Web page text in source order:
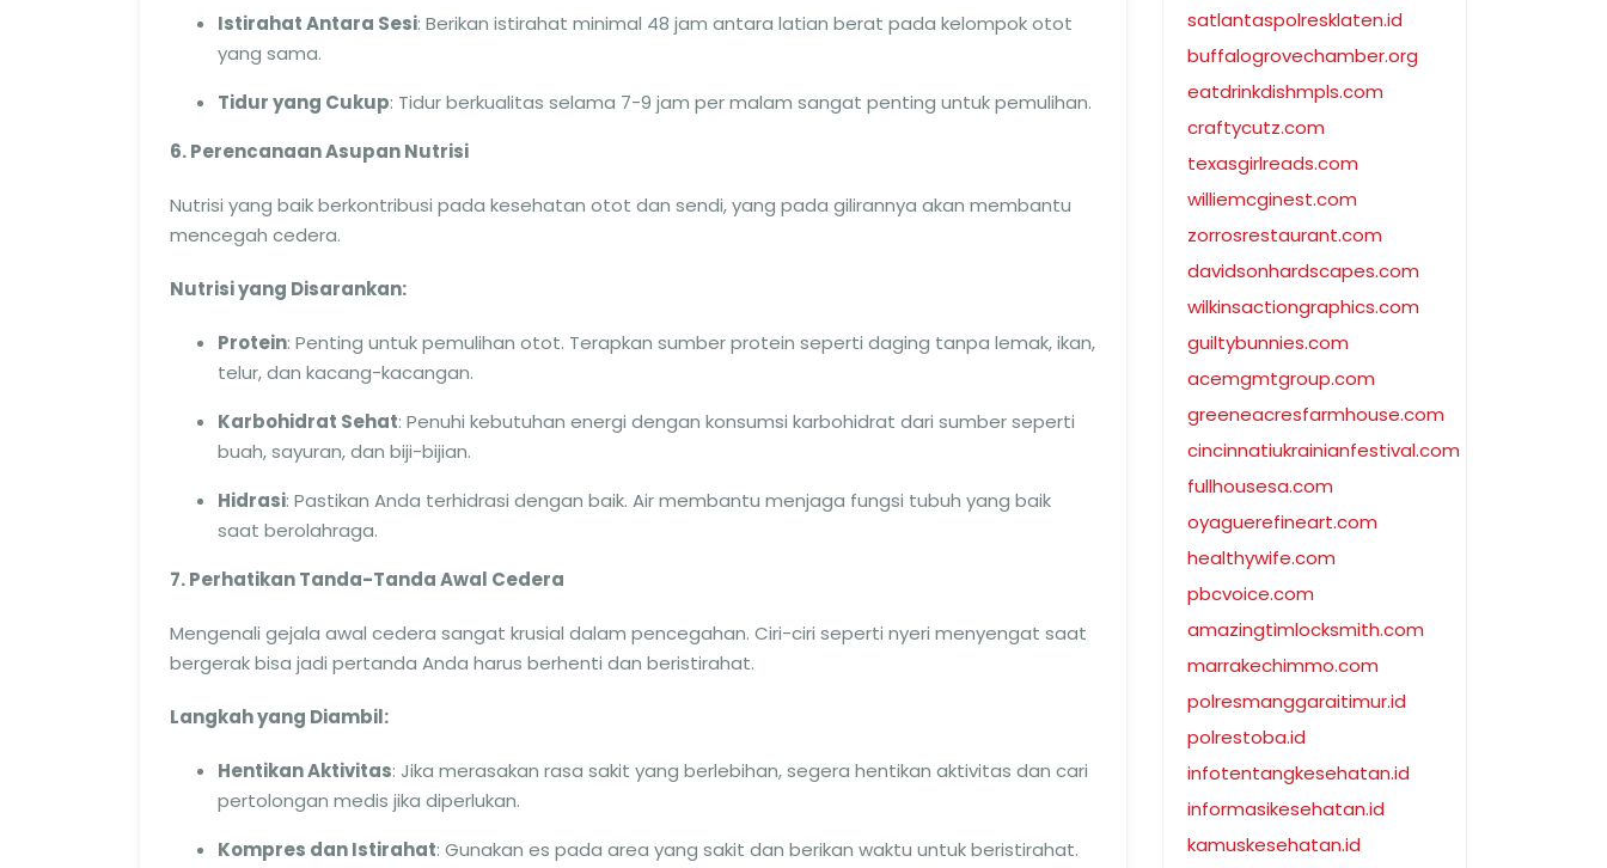
Istirahat Antara Sesi: Berikan istirahat minimal 48 jam antara latian berat pada kelompok otot
yang sama.
Tidur yang Cukup: Tidur berkualitas selama 7-9 jam per malam sangat penting untuk pemulihan.
6. Perencanaan Asupan Nutrisi
Nutrisi yang baik berkontribusi pada kesehatan otot dan sendi, yang pada gilirannya akan membantu
mencegah cedera.
Nutrisi yang Disarankan:
Protein: Penting untuk pemulihan otot. Terapkan sumber protein seperti daging tanpa lemak, ikan,
telur, dan kacang-kacangan.
Karbohidrat Sehat: Penuhi kebutuhan energi dengan konsumsi karbohidrat dari sumber seperti
buah, sayuran, dan biji-bijian.
Hidrasi: Pastikan Anda terhidrasi dengan baik. Air membantu menjaga fungsi tubuh yang baik
saat berolahraga.
7. Perhatikan Tanda-Tanda Awal Cedera
Mengenali gejala awal cedera sangat krusial dalam pencegahan. Ciri-ciri seperti nyeri menyengat saat
bergerak bisa jadi pertanda Anda harus berhenti dan beristirahat.
Langkah yang Diambil:
Hentikan Aktivitas: Jika merasakan rasa sakit yang berlebihan, segera hentikan aktivitas dan cari
pertolongan medis jika diperlukan.
Kompres dan Istirahat: Gunakan es pada area yang sakit dan berikan waktu untuk beristirahat.
satlantaspolresklaten.id
buffalogrovechamber.org
eatdrinkdishmpls.com
craftycutz.com
texasgirlreads.com
williemcginest.com
zorrosrestaurant.com
davidsonhardscapes.com
wilkinsactiongraphics.com
guiltybunnies.com
acemgmtgroup.com
greeneacresfarmhouse.com
cincinnatiukrainianfestival.com
fullhousesa.com
oyaguerefineart.com
healthywife.com
pbcvoice.com
amazingtimlocksmith.com
marrakechimmo.com
polresmanggaraitimur.id
polrestoba.id
infotentangkesehatan.id
informasikesehatan.id
kamuskesehatan.id